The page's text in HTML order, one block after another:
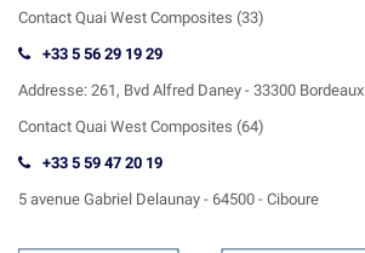
Contact Quai West Composites (33)
+33 5 56 29 19 29
Addresse: 261, Bvd Alfred Daney - 33300 Bordeaux
Contact Quai West Composites (64)
+33 5 59 47 20 19
5 avenue Gabriel Delaunay - 64500 - Ciboure